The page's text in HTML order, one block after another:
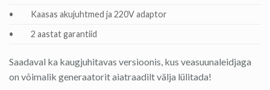
•
Kaasas akujuhtmed ja 220V adaptor
•
2 aastat garantiid
Saadaval ka kaugjuhitavas versioonis, kus veasuunaleidjaga
on võimalik generaatorit aiatraadilt välja lülitada!